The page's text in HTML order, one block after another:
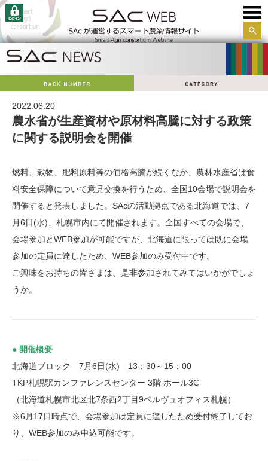
サイ
2022.06.20
農水省が生産資材や原材料高騰に対する政策
に関する説明会を開催
燃料、穀物、肥料原料等の価格高騰が続くなか、農林水産省は食
料安全保障について意見交換を行うため、全国10会場で説明会を
開催すると発表しました。SAcの活動拠点である北海道では、7
月6日(水)、札幌市内にて開催されます。全国すべての会場で、
会場参加とWEB参加が可能ですが、北海道に限っては既に会場
参加の定員に達したため、WEB参加のみ受付中です。
ご興味をお持ちの皆さまは、是非参加されてみてはいかがでしょ
うか。
● 開催概要
北海道ブロック 7月6日(水) 13：30～15：00
TKP札幌駅カンファレンスセンター 3階 ホール3C
（北海道札幌市北区北7条西2丁目9ベルヴュオフィス札幌）
※6月17日時点で、会場参加は定員に達したため受付終了してお
り、WEB参加のみ申込可能です。